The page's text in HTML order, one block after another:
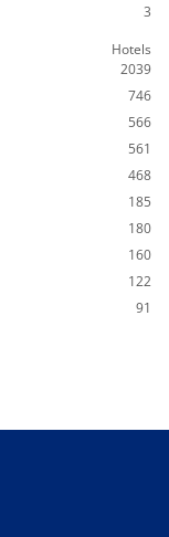
3
Hotels
2039
746
566
561
468
185
180
160
122
91